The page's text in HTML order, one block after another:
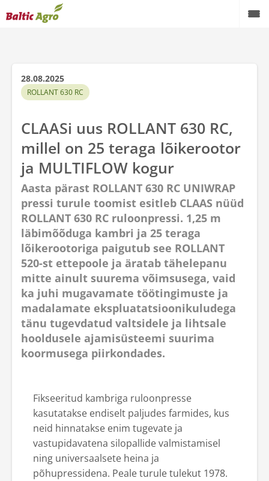
28.08.2025
ROLLANT 630 RC
CLAASi uus ROLLANT 630 RC,
millel on 25 teraga lõikerootor
ja MULTIFLOW kogur
Aasta pärast ROLLANT 630 RC UNIWRAP
pressi turule toomist esitleb CLAAS nüüd
ROLLANT 630 RC ruloonpressi. 1,25 m
läbimõõduga kambri ja 25 teraga
lõikerootoriga paigutub see ROLLANT
520-st ettepoole ja äratab tähelepanu
mitte ainult suurema võimsusega, vaid
ka juhi mugavamate töötingimuste ja
madalamate ekspluatatsioonikuludega
tänu tugevdatud valtsidele ja lihtsale
hooldusele ajamisüsteemi suurima
koormusega piirkondades.
Fikseeritud kambriga ruloonpresse
kasutatakse endiselt paljudes farmides, kus
neid hinnatakse enim tugevate ja
vastupidavatena silopallide valmistamisel
ning universaalsete heina ja
põhupressidena. Peale turule tulekut 1978.